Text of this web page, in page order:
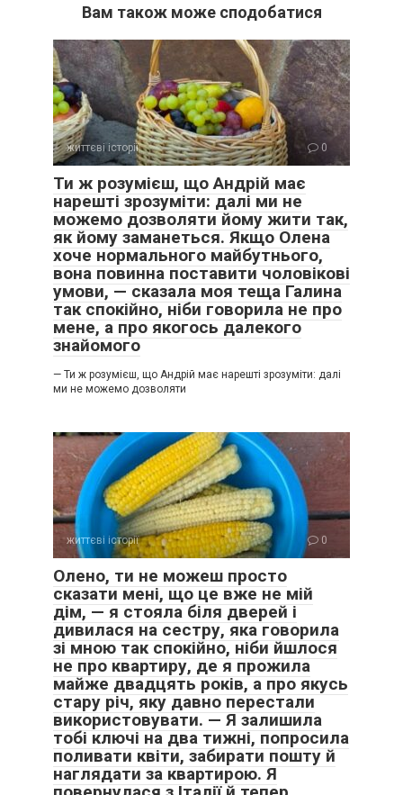
– Дітей? Яких дітей!
– Наших! Я люблю Катрусю, як рідну, але хочу мати і своїх
малюків! Невже ти не розумієш?
– Але…
– Ніяких “але”! Питання вирішено! Ми стояли на пероні.
Коли поїзд підійшов, я сильніше стиснула руку Андрія.
Мама з Катрусею виходять з вагона, а моє серце стукає
так гучно, що здається, всі це чують.
– Галина Петрівна, я прошу руки вашої дочки! – з ходу
випалив Андрій, простягаючи їй букет квітів, а Катрусі
пухнастого ведмедика. – Ми з Анею вирішили
– Що ?! Вирішили? А мене ви запитали ?! – її голос
зірвався на крик.
– Ось я і питаю! – незворушно відповів мій майбутній
чоловік.
Вам також може сподобатися
життєві історії 0
Ти ж розумієш, що Андрій має
нарешті зрозуміти: далі ми не
можемо дозволяти йому жити так,
як йому заманеться. Якщо Олена
хоче нормального майбутнього,
вона повинна поставити чоловікові
умови, — сказала моя теща Галина
так спокійно, ніби говорила не про
мене, а про якогось далекого
знайомого
— Ти ж розумієш, що Андрій має нарешті зрозуміти: далі
ми не можемо дозволяти
життєві історії 0
Олено, ти не можеш просто
сказати мені, що це вже не мій
дім, — я стояла біля дверей і
дивилася на сестру, яка говорила
зі мною так спокійно, ніби йшлося
не про квартиру, де я прожила
майже двадцять років, а про якусь
стару річ, яку давно перестали
використовувати. — Я залишила
тобі ключі на два тижні, попросила
поливати квіти, забирати пошту й
наглядати за квартирою. Я